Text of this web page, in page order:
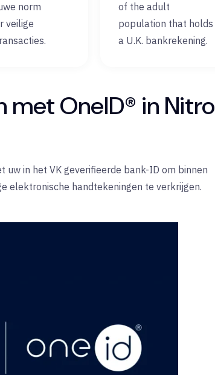
norm
veilige
of the adult
population that holds
a U.K. bankrekening.
OneID® in Nitro
in het VK geverifieerde bank-ID om binnen
elektronische handtekeningen te verkrijgen.